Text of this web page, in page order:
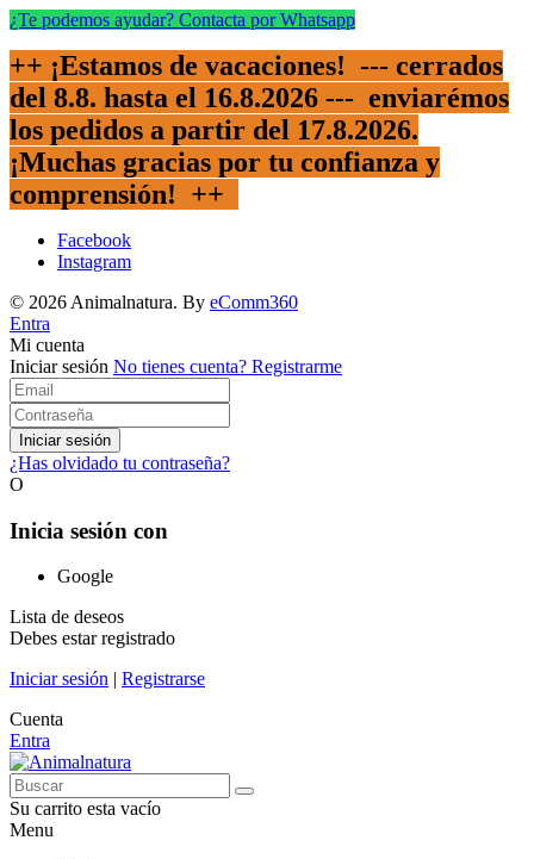
¿Te podemos ayudar? Contacta por Whatsapp
++ ¡Estamos de vacaciones! --- cerrados
del 8.8. hasta el 16.8.2026 --- enviarémos
los pedidos a partir del 17.8.2026.
¡Muchas gracias por tu confianza y
comprensión! ++
Facebook
Instagram
© 2026 Animalnatura. By eComm360
Entra
Mi cuenta
Iniciar sesión No tienes cuenta? Registrarme
Iniciar sesión
¿Has olvidado tu contraseña?
O
Inicia sesión con
Google
Lista de deseos
Debes estar registrado
Iniciar sesión | Registrarse
Cuenta
Entra
Su carrito esta vacío
Menu